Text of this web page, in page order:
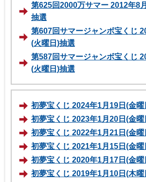
第625回2000万サマー 2012年8
抽選
第607回サマージャンボ宝くじ
(火曜日)抽選
第587回サマージャンボ宝くじ
(火曜日)抽選
初夢宝くじ 2024年1月19日(金曜
初夢宝くじ 2023年1月20日(金曜
初夢宝くじ 2022年1月21日(金曜
初夢宝くじ 2021年1月15日(金曜
初夢宝くじ 2020年1月17日(金曜
初夢宝くじ 2019年1月10日(木曜